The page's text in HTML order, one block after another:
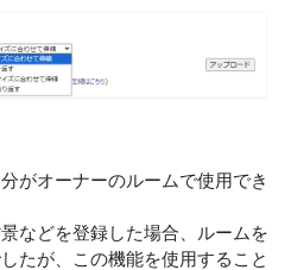
がオーナーのルームで使用でき
などを登録した場合、ルームを
たが、この機能を使用すること